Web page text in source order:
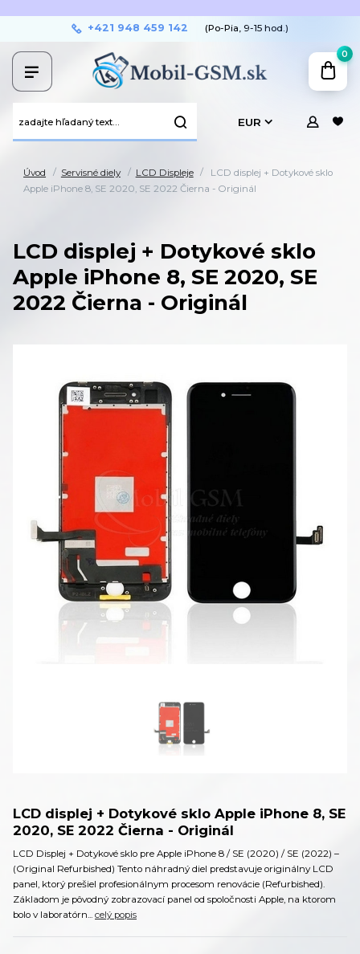
EUR
+421 948 459 142 (Po-Pia, 9-15 hod.)
0
Úvod Servisné diely LCD Displeje
LCD displej + Dotykové sklo
Apple iPhone 8, SE 2020, SE 2022 Čierna - Originál
LCD displej + Dotykové sklo
Apple iPhone 8, SE 2020, SE
2022 Čierna - Originál
LCD displej + Dotykové sklo Apple iPhone 8, SE
2020, SE 2022 Čierna - Originál
LCD Displej + Dotykové sklo pre Apple iPhone 8 / SE (2020) / SE (2022) –
(Original Refurbished) Tento náhradný diel predstavuje originálny LCD
panel, ktorý prešiel profesionálnym procesom renovácie (Refurbished).
Základom je pôvodný zobrazovací panel od spoločnosti Apple, na ktorom
bolo v laboratórn... celý popis